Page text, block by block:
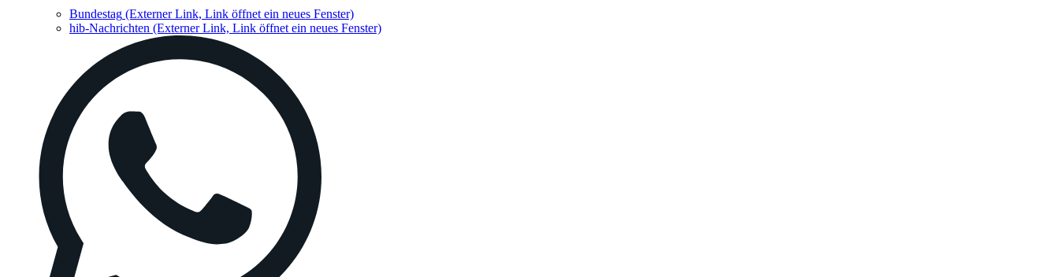
Bundestag (Externer Link, Link öffnet ein neues Fenster)
hib-Nachrichten (Externer Link, Link öffnet ein neues Fenster)